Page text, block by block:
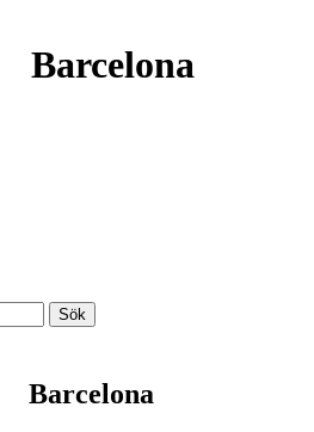
Barcelona
Sök
Barcelona